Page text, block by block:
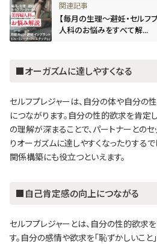
【毎月の生理～避妊・セルフ
人科のお悩みをすべて解...
■オーガズムに達しやすくなる
セルフプレジャーは、自分の体や自分の
につながります。自分の性的欲求を肯定
の理解が深まることで、パートナーとの
りオーガズムに達しやすくなったりする
関係構築にも役立つといえます。
■自己肯定感の向上につながる
セルフプレジャーとは、自分の性的欲求
す。自分の感情や欲求を「恥ずかしいこ